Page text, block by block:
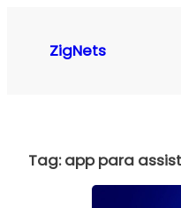
ZigNets
Tag:app para